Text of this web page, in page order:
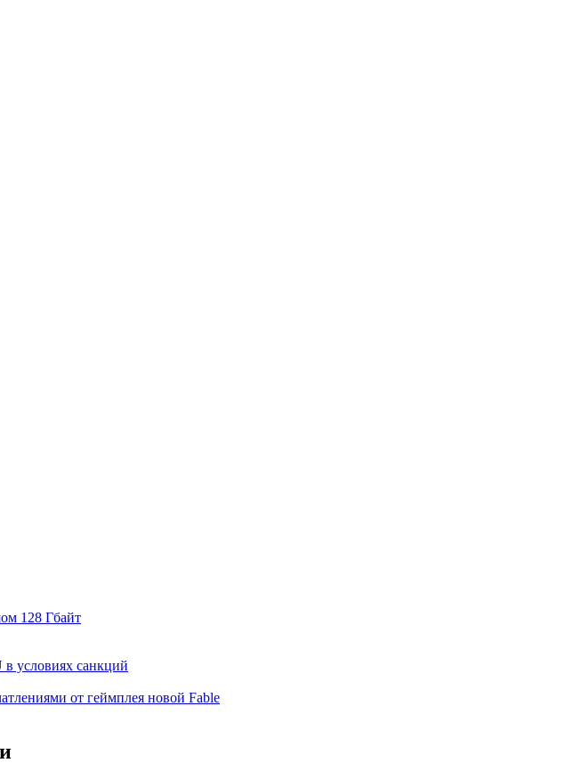
128 Гбайт
условиях санкций
от геймплея новой Fable